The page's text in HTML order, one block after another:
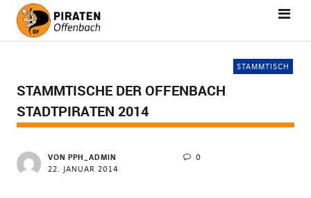
STAMMTISCH
STAMMTISCHE DER OFFENBACH
STADTPIRATEN 2014
VON PPH_ADMIN
22. JANUAR 2014
0